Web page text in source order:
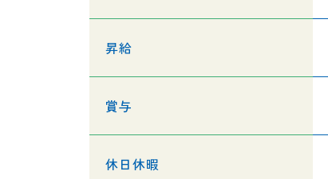
昇給
賞与
休日休暇